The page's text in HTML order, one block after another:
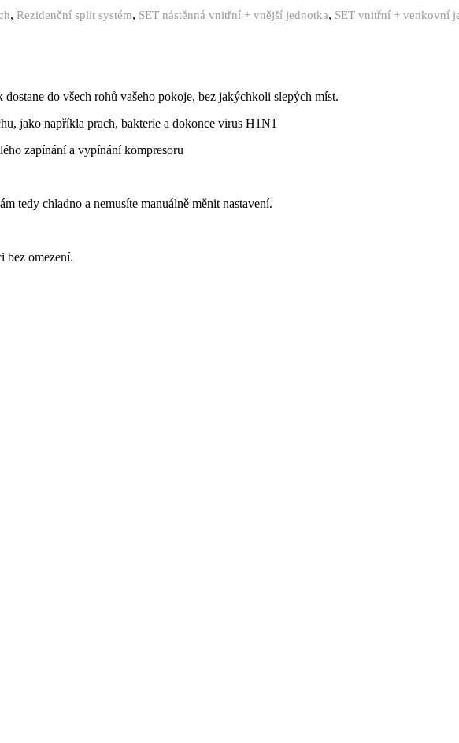
, Rezidenční split systém, SET nástěnná vnitřní + vnější jednotka, SET vnitřní + venkovní
do všech rohů vašeho pokoje, bez jakýchkoli slepých míst.
jako napříkla prach, bakterie a dokonce virus H1N1
zapínání a vypínání kompresoru
tedy chladno a nemusíte manuálně měnit nastavení.
bez omezení.